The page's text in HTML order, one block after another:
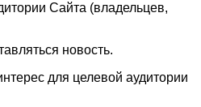
Сайта (владельцев,
новость.
для целевой аудитории